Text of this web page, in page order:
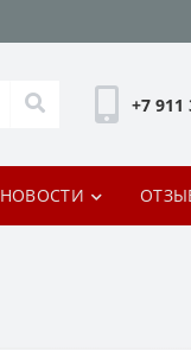
+7 911
НОВОСТИ